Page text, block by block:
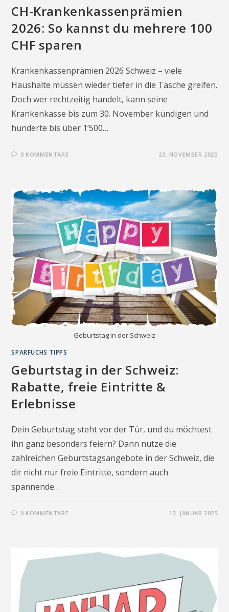
CH-Krankenkassenprämien
2026: So kannst du mehrere 100
CHF sparen
Krankenkassenprämien 2026 Schweiz – viele
Haushalte müssen wieder tiefer in die Tasche greifen.
Doch wer rechtzeitig handelt, kann seine
Krankenkasse bis zum 30. November kündigen und
hunderte bis über 1’500…
0 KOMMENTARE 23. NOVEMBER 2025
Geburtstag in der Schweiz
SPARFUCHS TIPPS
Geburtstag in der Schweiz:
Rabatte, freie Eintritte &
Erlebnisse
Dein Geburtstag steht vor der Tür, und du möchtest
ihn ganz besonders feiern? Dann nutze die
zahlreichen Geburtstagsangebote in der Schweiz, die
dir nicht nur freie Eintritte, sondern auch
spannende…
0 KOMMENTARE 13. JANUAR 2025